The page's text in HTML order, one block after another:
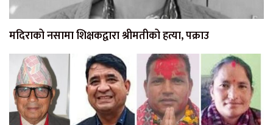
मदिराको नसामा शिक्षकद्वारा श्रीमतीको हत्या, पक्राउ